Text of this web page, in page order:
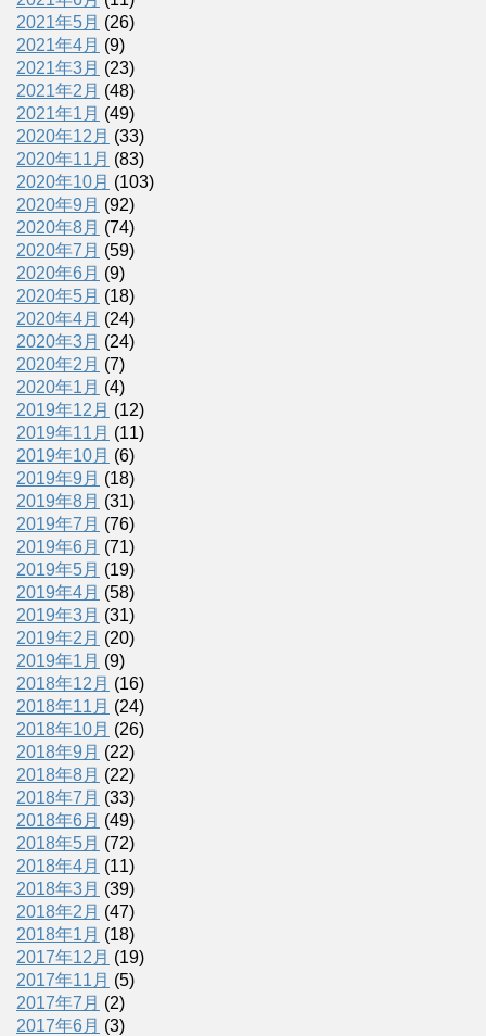
2021年5月 (26)
2021年4月 (9)
2021年3月 (23)
2021年2月 (48)
2021年1月 (49)
2020年12月 (33)
2020年11月 (83)
2020年10月 (103)
2020年9月 (92)
2020年8月 (74)
2020年7月 (59)
2020年6月 (9)
2020年5月 (18)
2020年4月 (24)
2020年3月 (24)
2020年2月 (7)
2020年1月 (4)
2019年12月 (12)
2019年11月 (11)
2019年10月 (6)
2019年9月 (18)
2019年8月 (31)
2019年7月 (76)
2019年6月 (71)
2019年5月 (19)
2019年4月 (58)
2019年3月 (31)
2019年2月 (20)
2019年1月 (9)
2018年12月 (16)
2018年11月 (24)
2018年10月 (26)
2018年9月 (22)
2018年8月 (22)
2018年7月 (33)
2018年6月 (49)
2018年5月 (72)
2018年4月 (11)
2018年3月 (39)
2018年2月 (47)
2018年1月 (18)
2017年12月 (19)
2017年11月 (5)
2017年7月 (2)
2017年6月 (3)